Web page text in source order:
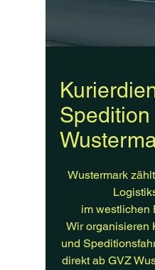
Spedition
Wustermark
im westlichen
Wir organisieren
und
direkt ab GVZ